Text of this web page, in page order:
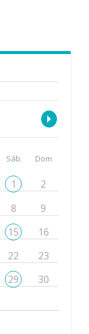
Sáb Dom
1
2
8
9
15
16
22
23
29
30